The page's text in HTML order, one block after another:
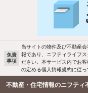
バス・トイレ別
洗濯機置場あり
エアコンあり
免責
事項
当サイトの物件及び不動産
報であり、ニフティライフ
ださい。本サービス内でお
の定める個人情報規約に従っ
不動産・住宅情報のニフティ